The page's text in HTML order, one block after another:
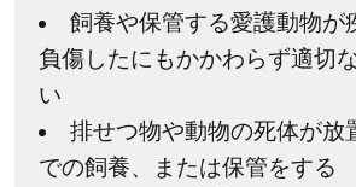
飼養や保管する愛護動物が
負傷したにもかかわらず適切
い
排せつ物や動物の死体が放
での飼養、または保管をする